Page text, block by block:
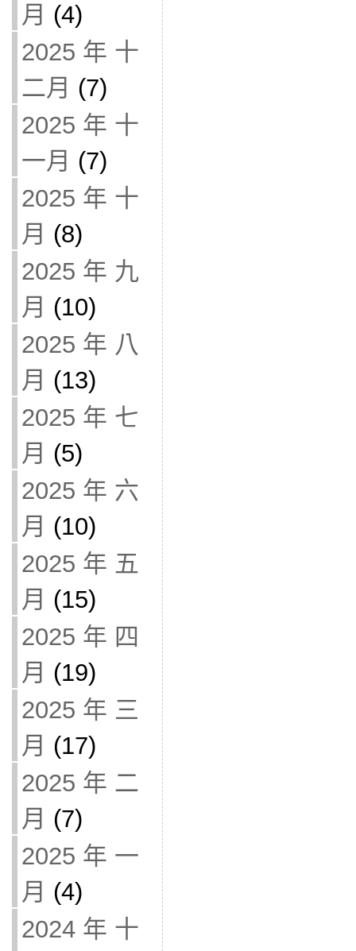
月 (4)
2025 年 十
二月 (7)
2025 年 十
一月 (7)
2025 年 十
月 (8)
2025 年 九
月 (10)
2025 年 八
月 (13)
2025 年 七
月 (5)
2025 年 六
月 (10)
2025 年 五
月 (15)
2025 年 四
月 (19)
2025 年 三
月 (17)
2025 年 二
月 (7)
2025 年 一
月 (4)
2024 年 十